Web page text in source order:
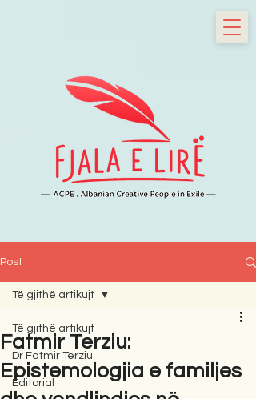
Post
Të gjithë artikujt
Dr Fatmir Terziu
Editorial
Të gjithë artikujt
Fatmir Terziu:
Epistemologjia e familjes